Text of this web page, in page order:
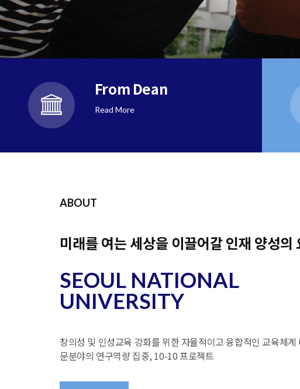
From Dean
Read More
ABOUT
미래를 여는 세상을 이끌어갈 인재 양성의
SEOUL NATIONAL
UNIVERSITY
창의성 및 인성교육 강화를 위한 자율적이고 융합적인 교육체계
문분야의 연구역량 집중, 10-10 프로젝트